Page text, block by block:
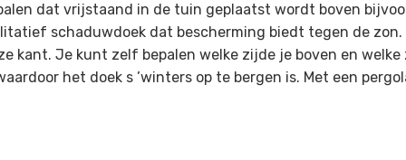
dat vrijstaand in de tuin geplaatst wordt boven
schaduwdoek dat bescherming biedt tegen de
kant. Je kunt zelf bepalen welke zijde je boven en
het doek s ’winters op te bergen is. Met een